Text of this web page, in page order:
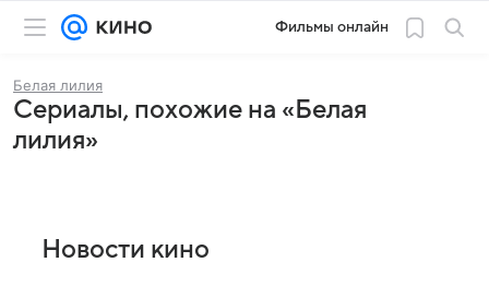
Фильмы онлайн
Белая лилия
Сериалы, похожие на «Белая
лилия»
Новости кино